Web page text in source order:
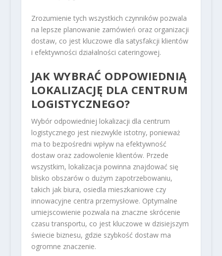
Zrozumienie tych wszystkich czynników pozwala
na lepsze planowanie zamówień oraz organizacji
dostaw, co jest kluczowe dla satysfakcji klientów
i efektywności działalności cateringowej.
JAK WYBRAĆ ODPOWIEDNIĄ
LOKALIZACJĘ DLA CENTRUM
LOGISTYCZNEGO?
Wybór odpowiedniej lokalizacji dla centrum
logistycznego jest niezwykle istotny, ponieważ
ma to bezpośredni wpływ na efektywność
dostaw oraz zadowolenie klientów. Przede
wszystkim, lokalizacja powinna znajdować się
blisko obszarów o dużym zapotrzebowaniu,
takich jak biura, osiedla mieszkaniowe czy
innowacyjne centra przemysłowe. Optymalne
umiejscowienie pozwala na znaczne skrócenie
czasu transportu, co jest kluczowe w dzisiejszym
świecie biznesu, gdzie szybkość dostaw ma
ogromne znaczenie.